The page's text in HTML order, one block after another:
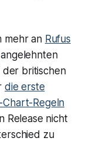
mehr an Rufus
der britischen
die erste
Chart-Regeln
Release nicht
zu